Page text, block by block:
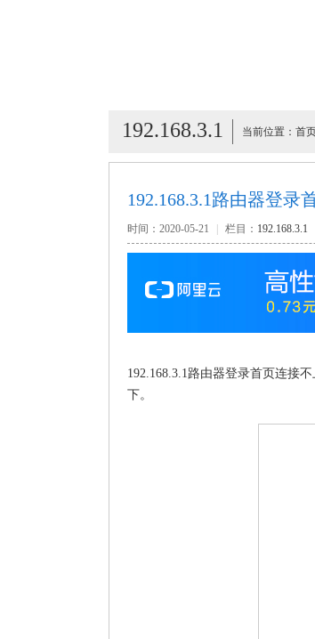
192.168.3.1 当前位置： 首
192.168.3.1路由器登录
时间：2020-05-21 栏目： 192.168.3.1
192.168.3.1路由器登录首页连接
下。